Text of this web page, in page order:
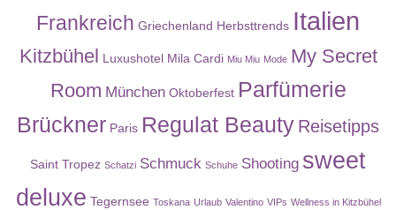
Frankreich Griechenland Herbsttrends Italien
Kitzbühel Luxushotel Mila Cardi Miu Miu Mode My Secret
Room München Oktoberfest Parfümerie
Brückner Paris Regulat Beauty Reisetipps
Saint Tropez Schatzi Schmuck Schuhe Shooting sweet
deluxe Tegernsee Toskana Urlaub Valentino VIPs Wellness in Kitzbühel